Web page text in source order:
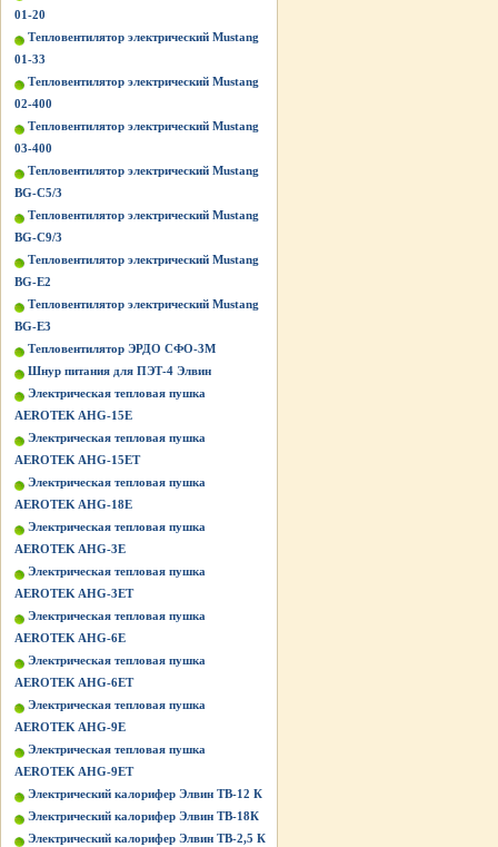
01-20
Тепловентилятор электрический Mustang
01-33
Тепловентилятор электрический Mustang
02-400
Тепловентилятор электрический Mustang
03-400
Тепловентилятор электрический Mustang
BG-C5/3
Тепловентилятор электрический Mustang
BG-C9/3
Тепловентилятор электрический Mustang
BG-Е2
Тепловентилятор электрический Mustang
BG-Е3
Тепловентилятор ЭРДО СФО-3М
Шнур питания для ПЭТ-4 Элвин
Электрическая тепловая пушка
AEROTEK AHG-15E
Электрическая тепловая пушка
AEROTEK AHG-15ET
Электрическая тепловая пушка
AEROTEK AHG-18E
Электрическая тепловая пушка
AEROTEK AHG-3E
Электрическая тепловая пушка
AEROTEK AHG-3ET
Электрическая тепловая пушка
AEROTEK AHG-6E
Электрическая тепловая пушка
AEROTEK AHG-6ET
Электрическая тепловая пушка
AEROTEK AHG-9E
Электрическая тепловая пушка
AEROTEK AHG-9ET
Электрический калорифер Элвин ТВ-12 К
Электрический калорифер Элвин ТВ-18К
Электрический калорифер Элвин ТВ-2,5 К